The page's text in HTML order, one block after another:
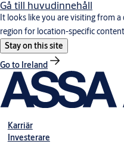
Gå till huvudinnehåll
It looks like you are visiting from
region for location-specific
Stay on this site
Go to Ireland
Karriär
Investerare